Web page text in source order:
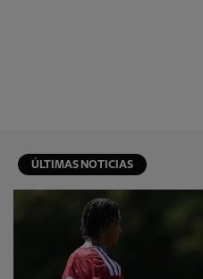
ÚLTIMAS NOTICIAS